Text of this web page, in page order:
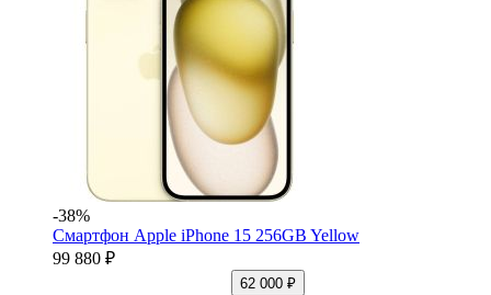
-38%
Смартфон Apple iPhone 15 256GB Yellow
99 880 ₽
62 000 ₽